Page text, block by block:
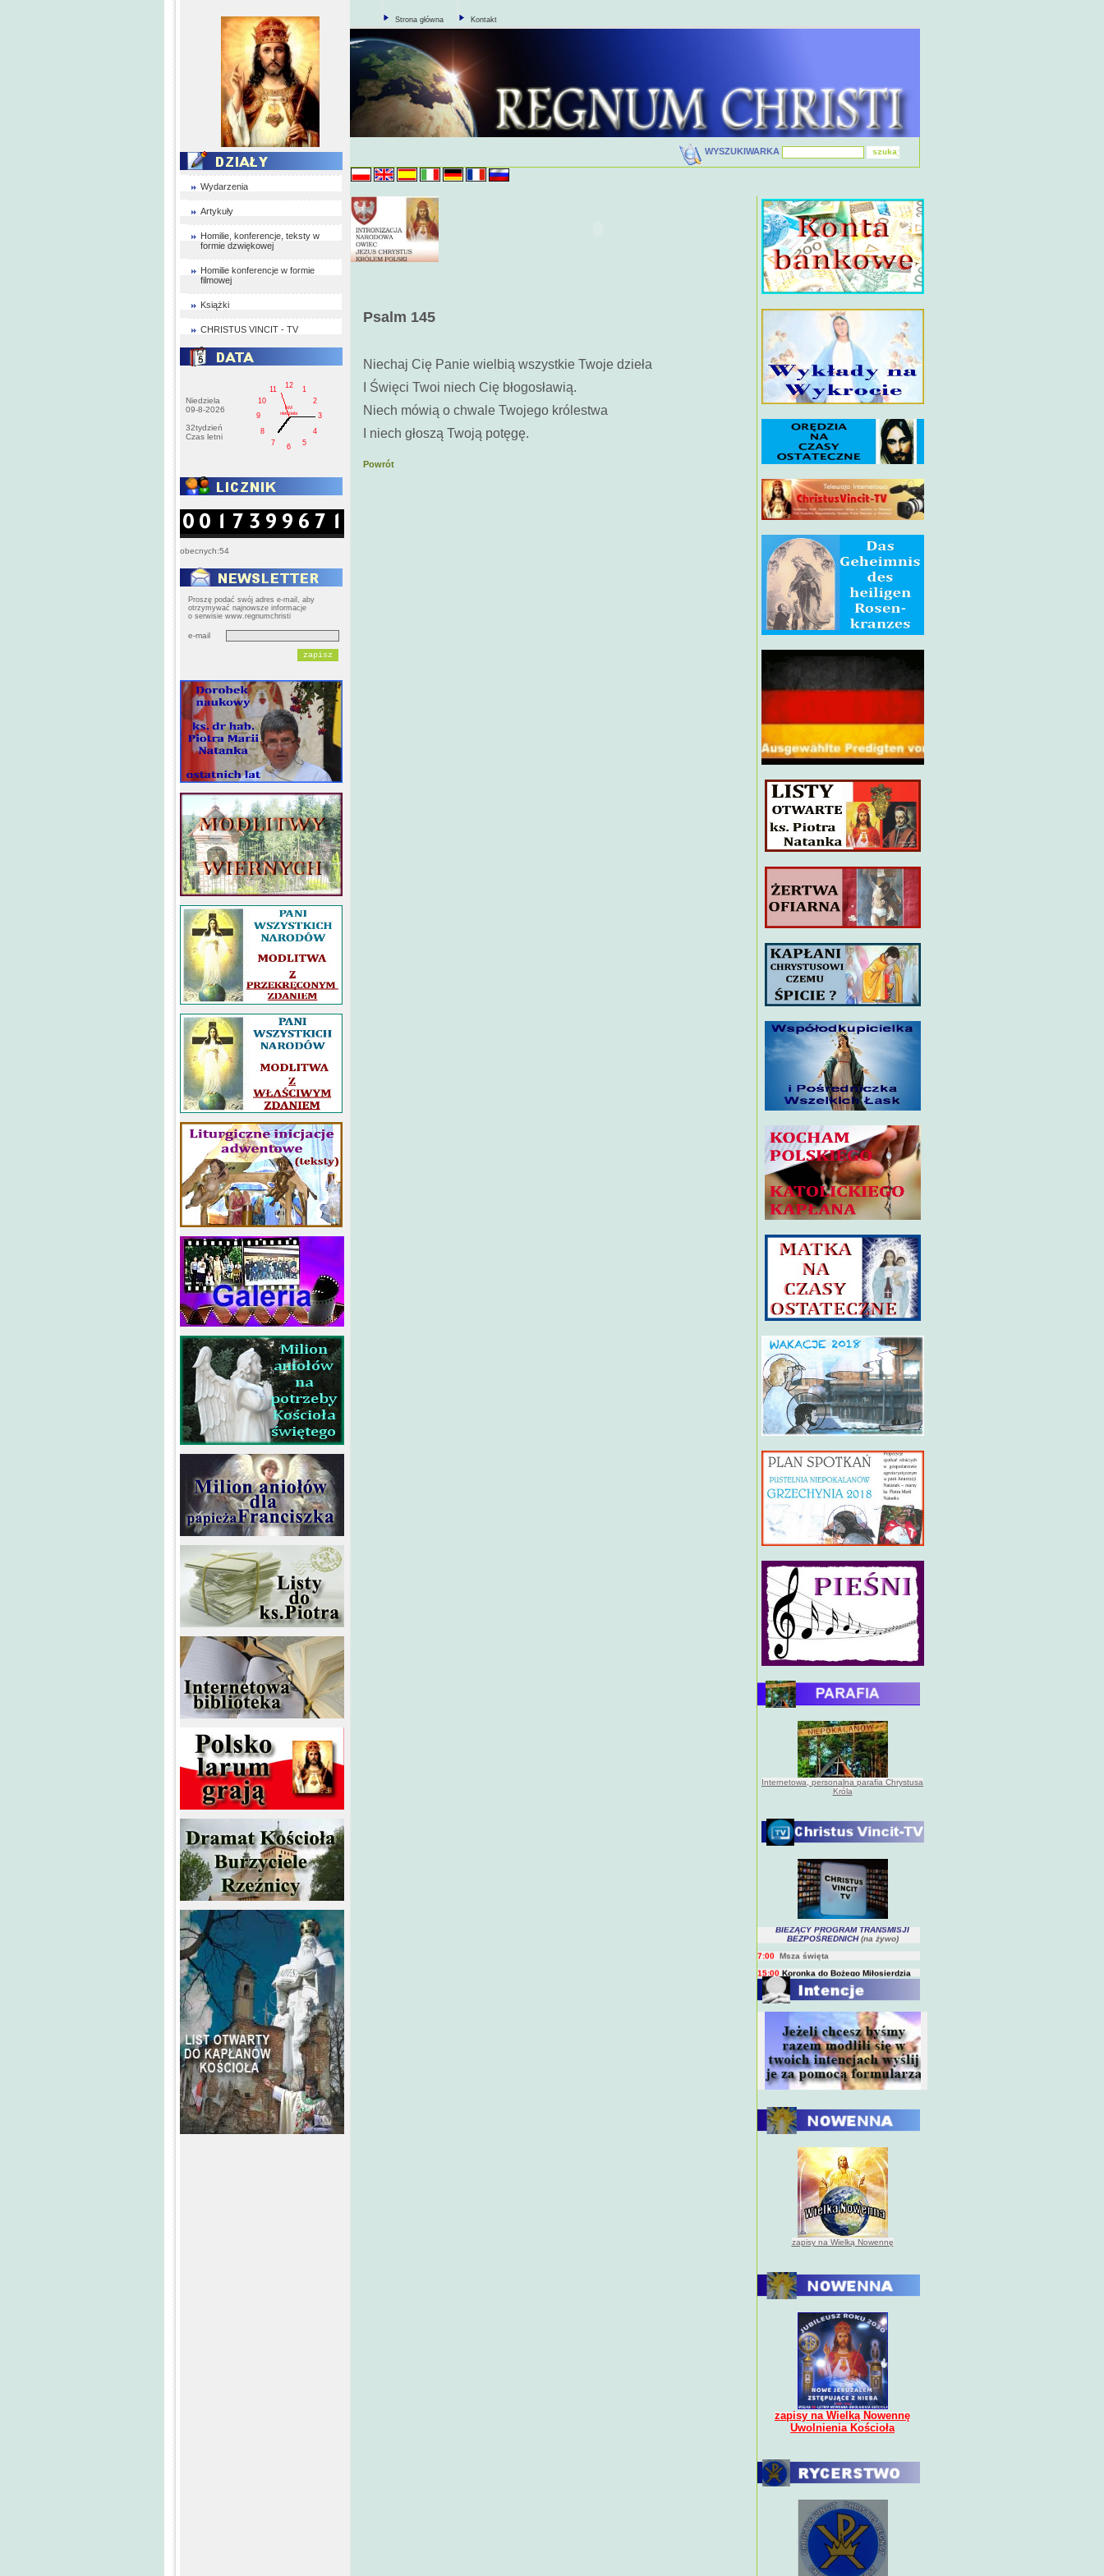
Wydarzenia
Artykuły
Homilie, konferencje, teksty w
formie dzwiękowej
Homilie konferencje w formie
filmowej
Książki
CHRISTUS VINCIT - TV
Niedziela
09-8-2026
32tydzień
Czas letni
1
2
3
4
5
6
7
8
9
10
11
12
AM
niedziela
obecnych:54
Proszę podać swój adres e-mail, aby
otrzymywać najnowsze informacje
o serwisie www.regnumchristi
e-mail
Strona główna Kontakt
WYSZUKIWARKA
Psalm 145
Niechaj Cię Panie wielbią wszystkie Twoje dzieła
I Święci Twoi niech Cię błogosławią.
Niech mówią o chwale Twojego królestwa
I niech głoszą Twoją potęgę.
Powrót
Internetowa, personalna parafia Chrystusa
Króla
BIEŻĄCY PROGRAM TRANSMISJI
BEZPOŚREDNICH(na żywo)
Msza święta
15:00Koronka do Bożego Miłosierdzia
15:15-16:00 Droga Krzyżowa
18:00
Nabożeństwo wieczorne z
kazaniem
Niedzielna Msza święta w miarę
możliwości ks. Piotra
zapisy na Wielką Nowennę
zapisy na Wielką Nowennę
Uwolnienia Kościoła